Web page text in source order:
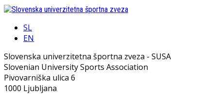
SL
EN
Slovenska univerzitetna športna zveza - SUSA
Slovenian University Sports Association
Pivovarniška ulica 6
1000 Ljubljana